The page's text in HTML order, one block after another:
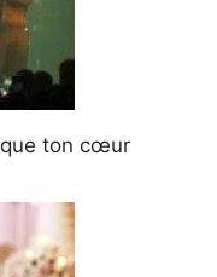
ton cœur